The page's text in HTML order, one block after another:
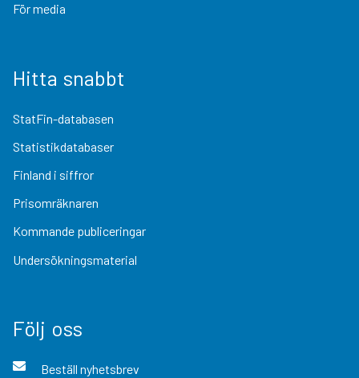
För media
Hitta snabbt
StatFin-databasen
Statistikdatabaser
Finland i siffror
Prisomräknaren
Kommande publiceringar
Undersökningsmaterial
Följ oss
Beställ nyhetsbrev